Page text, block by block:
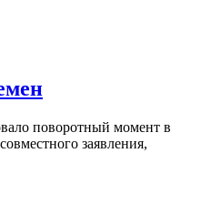
поворотный момент в
заявления,